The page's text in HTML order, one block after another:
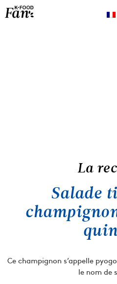
La
Salade
Ce champignon s’appelle
le nom de